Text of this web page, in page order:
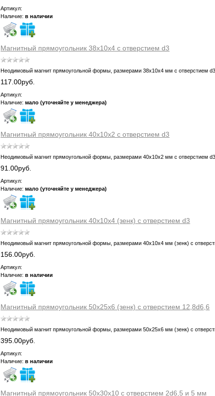
Артикул:
Наличие: в наличии
Магнитный прямоугольник 38х10х4 с отверстием d3
Неодимовый магнит прямоугольной формы, размерами 38х10х4 мм с отверстием
117.00руб.
Артикул:
Наличие: мало (уточняйте у менеджера)
Магнитный прямоугольник 40х10х2 с отверстием d3
Неодимовый магнит прямоугольной формы, размерами 40х10х2 мм с отверстием
91.00руб.
Артикул:
Наличие: мало (уточняйте у менеджера)
Магнитный прямоугольник 40х10х4 (зенк) с отверстием d3
Неодимовый магнит прямоугольной формы, размерами 40х10х4 мм (зенк) с
156.00руб.
Артикул:
Наличие: в наличии
Магнитный прямоугольник 50х25х6 (зенк) с отверстием 12,8d6,6
Неодимовый магнит прямоугольной формы, размерами 50х25х6 мм (зенк) с
395.00руб.
Артикул:
Наличие: в наличии
Магнитный прямоугольник 50х30х10 с отверстием 2d6,5 и 5 мм